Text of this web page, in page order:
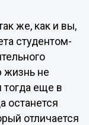
же, как и вы,
студентом-
жизнь не
еще в
останется
отличается